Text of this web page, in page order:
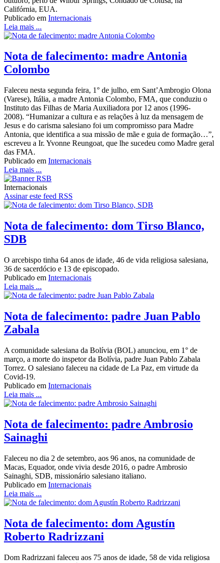
Califórnia, EUA.
Publicado em Internacionais
Leia mais ...
Nota de falecimento: madre Antonia
Colombo
Faleceu nesta segunda feira, 1° de julho, em Sant’Ambrogio Olona
(Varese), Itália, a madre Antonia Colombo, FMA, que conduziu o
Instituto das Filhas de Maria Auxiliadora por 12 anos (1996-
2008). “Humanizar a cultura e as relações à luz da mensagem de
Jesus e do carisma salesiano foi um compromisso para Madre
Antonia, que identifica a sua missão de mãe e guia de formação…”,
escreveu a Ir. Yvonne Reungoat, que lhe sucedeu como Madre geral
das FMA.
Publicado em Internacionais
Leia mais ...
Internacionais
Assinar este feed RSS
Nota de falecimento: dom Tirso Blanco,
SDB
O arcebispo tinha 64 anos de idade, 46 de vida religiosa salesiana,
36 de sacerdócio e 13 de episcopado.
Publicado em Internacionais
Leia mais ...
Nota de falecimento: padre Juan Pablo
Zabala
A comunidade salesiana da Bolívia (BOL) anunciou, em 1° de
março, a morte do inspetor da Bolívia, padre Juan Pablo Zabala
Torrez. O salesiano faleceu na cidade de La Paz, em virtude da
Covid-19.
Publicado em Internacionais
Leia mais ...
Nota de falecimento: padre Ambrosio
Sainaghi
Faleceu no dia 2 de setembro, aos 96 anos, na comunidade de
Macas, Equador, onde vivia desde 2016, o padre Ambrosio
Sainaghi, SDB, missionário salesiano italiano.
Publicado em Internacionais
Leia mais ...
Nota de falecimento: dom Agustín
Roberto Radrizzani
Dom Radrizzani faleceu aos 75 anos de idade, 58 de vida religiosa